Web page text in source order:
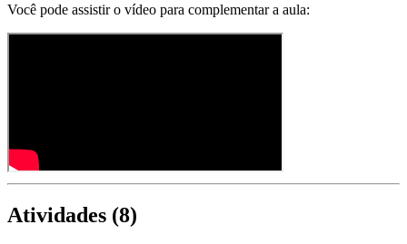
Você pode assistir o vídeo para complementar a aula:
Atividades (8)